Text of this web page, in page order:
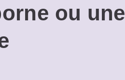
ou une